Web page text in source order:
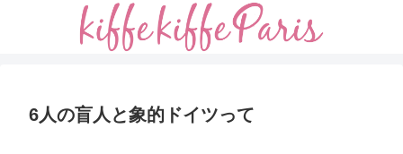
6人の盲人と象的ドイツって